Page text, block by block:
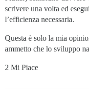
scrivere una volta ed
l’efficienza necessaria.
Questa è solo la mia
ammetto che lo sviluppo
2 Mi Piace